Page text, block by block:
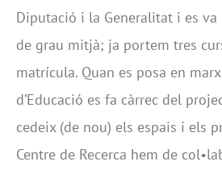
Diputació i la Generalitat i es
de grau mitjà; ja portem tres
matrícula. Quan es posa en
d’Educació es fa càrrec del
cedeix (de nou) els espais i els
Centre de Recerca hem de